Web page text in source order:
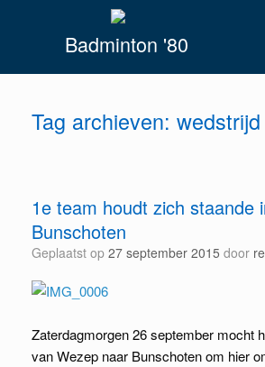
Badminton '80
Tag archieven: wedstrijd
1e team houdt zich staande
Bunschoten
Geplaatst op 27 september 2015 door
Zaterdagmorgen 26 september mocht
van Wezep naar Bunschoten om hier